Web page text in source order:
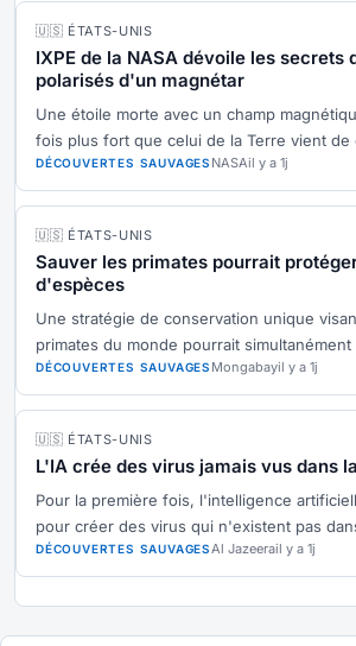
🇺🇸 ÉTATS-UNIS
IXPE de la NASA dévoile les secrets
polarisés d'un magnétar
Une étoile morte avec un champ
fois plus fort que celui de la Terre vient de
DÉCOUVERTES SAUVAGES NASAil y a 1j
🇺🇸 ÉTATS-UNIS
Sauver les primates pourrait
d'espèces
Une stratégie de conservation unique
primates du monde pourrait
DÉCOUVERTES SAUVAGES Mongabayil y a 1j
🇺🇸 ÉTATS-UNIS
L'IA crée des virus jamais vus dans
Pour la première fois, l'intelligence
pour créer des virus qui n'existent pas
DÉCOUVERTES SAUVAGESAl Jazeerail y a 1j